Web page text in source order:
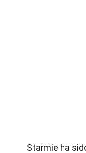
Starmie ha